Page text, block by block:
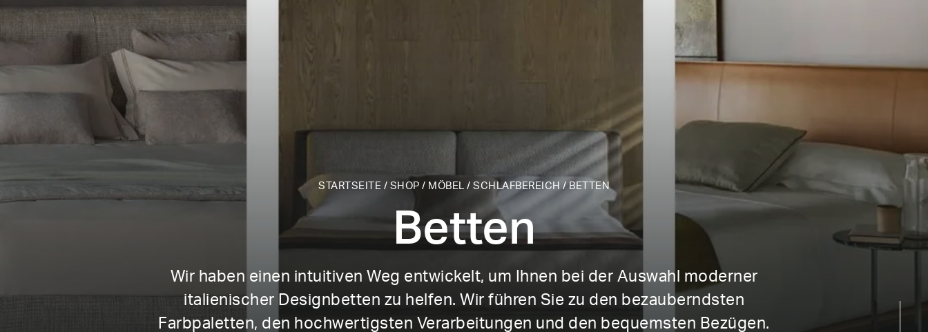
STARTSEITE / SHOP / MÖBEL / SCHLAFBEREICH / BETTEN
Betten
Wir haben einen intuitiven Weg entwickelt, um Ihnen bei der Auswahl moderner
italienischer Designbetten zu helfen. Wir führen Sie zu den bezauberndsten
Farbpaletten, den hochwertigsten Verarbeitungen und den bequemsten Bezügen.